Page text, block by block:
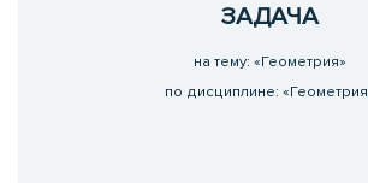
ЗАДАЧА
на тему: «Геометрия»
по дисциплине: